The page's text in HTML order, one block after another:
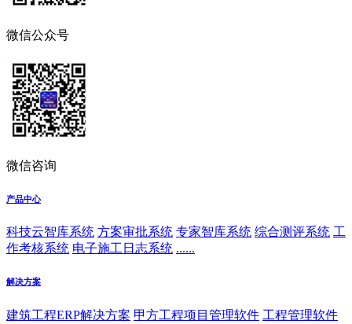
微信公众号
微信咨询
产品中心
科技云智库系统 方案审批系统 专家智库系统 综合测评系统 工
作考核系统 电子施工日志系统 ......
解决方案
建筑工程ERP解决方案 甲方工程项目管理软件 工程管理软件